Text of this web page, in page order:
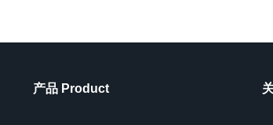
产品 Product